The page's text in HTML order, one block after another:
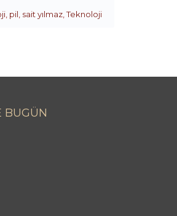
pil sait yılmaz ,Teknoloji
BUGÜN